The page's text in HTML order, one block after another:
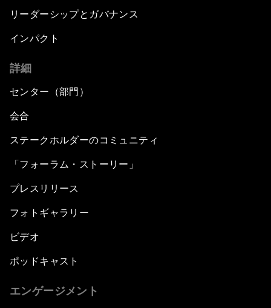
リーダーシップとガバナンス
インパクト
詳細
センター（部門）
会合
ステークホルダーのコミュニティ
「フォーラム・ストーリー」
プレスリリース
フォトギャラリー
ビデオ
ポッドキャスト
エンゲージメント